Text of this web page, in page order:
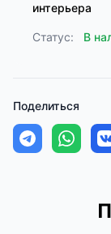
интерьера
Статус: В
Поделиться